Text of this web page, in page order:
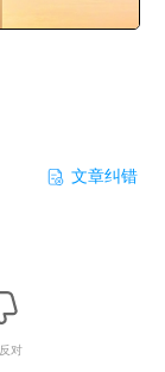
文章纠错
对